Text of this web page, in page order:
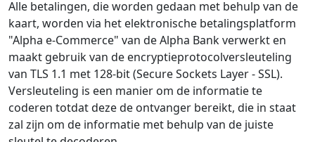
Alle betalingen, die worden gedaan met behulp van de
kaart, worden via het elektronische betalingsplatform
"Alpha e-Commerce" van de Alpha Bank verwerkt en
maakt gebruik van de encryptieprotocolversleuteling
van TLS 1.1 met 128-bit (Secure Sockets Layer - SSL).
Versleuteling is een manier om de informatie te
coderen totdat deze de ontvanger bereikt, die in staat
zal zijn om de informatie met behulp van de juiste